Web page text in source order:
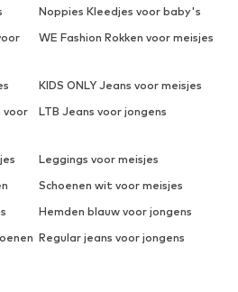
Noppies Kleedjes voor baby's
WE Fashion Rokken voor meisjes
KIDS ONLY Jeans voor meisjes
voor
LTB Jeans voor jongens
Leggings voor meisjes
Schoenen wit voor meisjes
Hemden blauw voor jongens
Regular jeans voor jongens